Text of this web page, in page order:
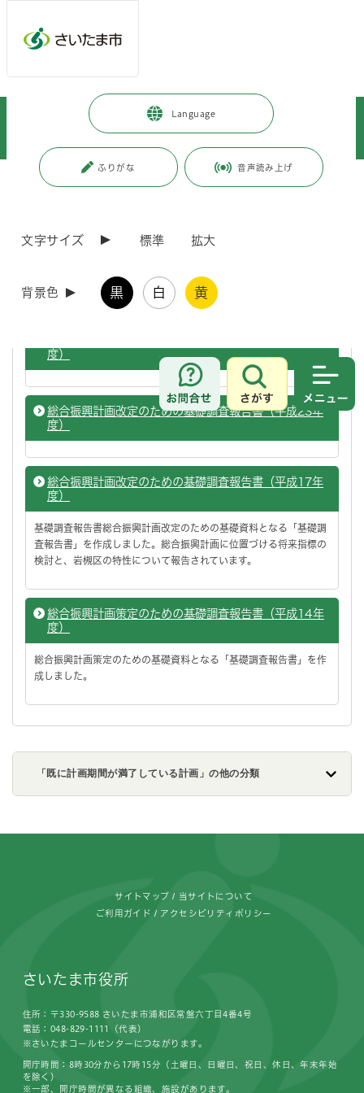
Language
ふりがな 音声読み上げ
文字サイズ 標準 拡大
背景色 黒 白 黄
お問合せ
さがす
市政情報 政策・財政 >
>
既に計画期間が満了している計画
ページ番号：J005880
総合振興計画後期基本計画（平成26年度～令和2年度）
度）
総合振興計画改定のための基礎調査報告書（平成23年
度）
総合振興計画改定のための基礎調査報告書（平成17年
度）
基礎調査報告書総合振興計画改定のための基礎資料となる「基礎調
査報告書」を作成しました。総合振興計画に位置づける将来指標の
検討と、岩槻区の特性について報告されています。
総合振興計画策定のための基礎調査報告書（平成14年
度）
総合振興計画策定のための基礎資料となる「基礎調査報告書」を作
成しました。
「既に計画期間が満了している計画」の他の分類
サイトマップ 当サイトについて
ご利用ガイド アクセシビリティポリシー
さいたま市役所
住所：〒330-9588 さいたま市浦和区常盤六丁目4番4号
電話：048-829-1111（代表）
※さいたまコールセンターにつながります。
開庁時間：8時30分から17時15分（土曜日、日曜日、祝日、休日、年末年始
を除く）
※一部、開庁時間が異なる組織、施設があります。